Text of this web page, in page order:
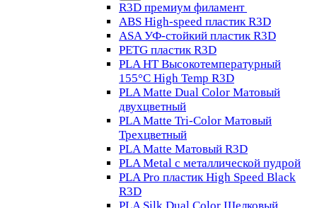
R3D премиум филамент
ABS High-speed пластик R3D
ASA УФ-стойкий пластик R3D
PETG пластик R3D
PLA HT Высокотемпературный
155°C High Temp R3D
PLA Matte Dual Color Матовый
двухцветный
PLA Matte Tri-Color Матовый
Трехцветный
PLA Matte Матовый R3D
PLA Metal с металлической пудрой
PLA Pro пластик High Speed Black
R3D